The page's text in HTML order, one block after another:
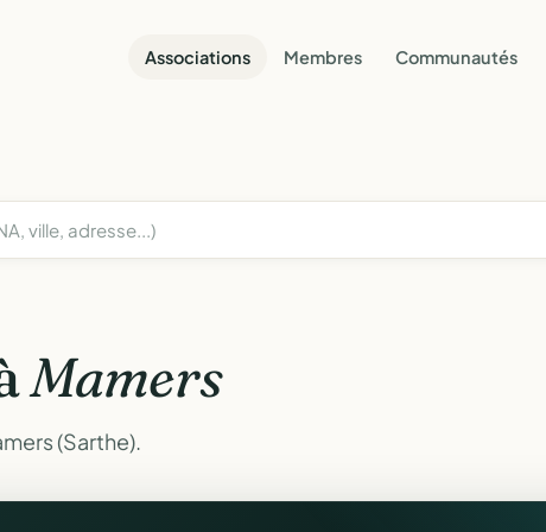
Associations Membres Communautés
Mamers
(Sarthe).